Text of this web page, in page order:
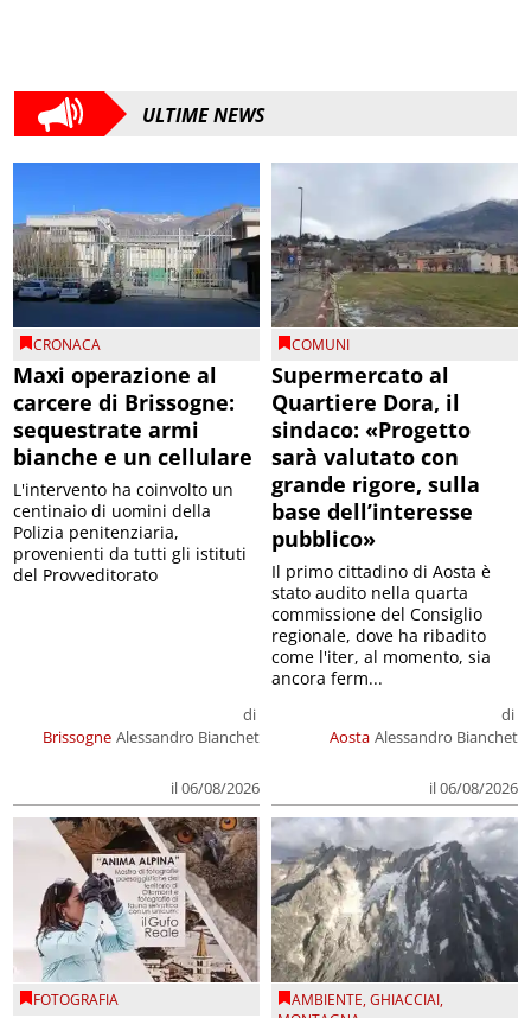
ULTIME NEWS
CRONACA
Maxi operazione al
carcere di Brissogne:
sequestrate armi
bianche e un cellulare
Brissogne
di
Alessandro Bianchet
il 06/08/2026
L'intervento ha coinvolto un
centinaio di uomini della
Polizia penitenziaria,
provenienti da tutti gli istituti
del Provveditorato
COMUNI
Supermercato al
Quartiere Dora, il
sindaco: «Progetto
sarà valutato con
grande rigore, sulla
base dell’interesse
pubblico»
Aosta
di
Alessandro Bianchet
il 06/08/2026
Il primo cittadino di Aosta è
stato audito nella quarta
commissione del Consiglio
regionale, dove ha ribadito
come l'iter, al momento, sia
ancora ferm...
FOTOGRAFIA AMBIENTE,GHIACCIAI,